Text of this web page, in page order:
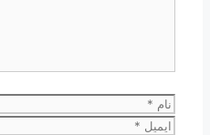
نام
ایمیل